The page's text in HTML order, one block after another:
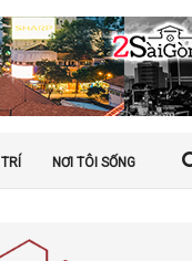
NƠI TÔI SỐNG